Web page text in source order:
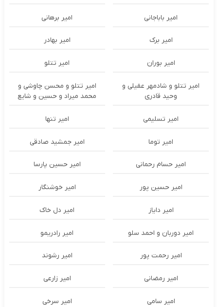
امیر باباجانی امیر برهانی
امیر برک امیر بهادر
امیر بوران امیر تتلو
امیر تتلو و شادمهر عقیلی و
وحید قادری
امیر تتلو و محسن چاوشی و
محمد میراد و حسین و شایع
امیر تسلیمی امیر تنها
امیر توما امیر جمشید صادقی
امیر حسام رحمانی امیر حسین پارسا
امیر حسین پور امیر خوشنگار
امیر دایاز امیر دل خاک
امیر دوربان و احمد سلو امیر رادریمو
امیر رحمت پور امیر رشوند
امیر رمضانی امیر زارعی
امیر سامی امیر سرخی